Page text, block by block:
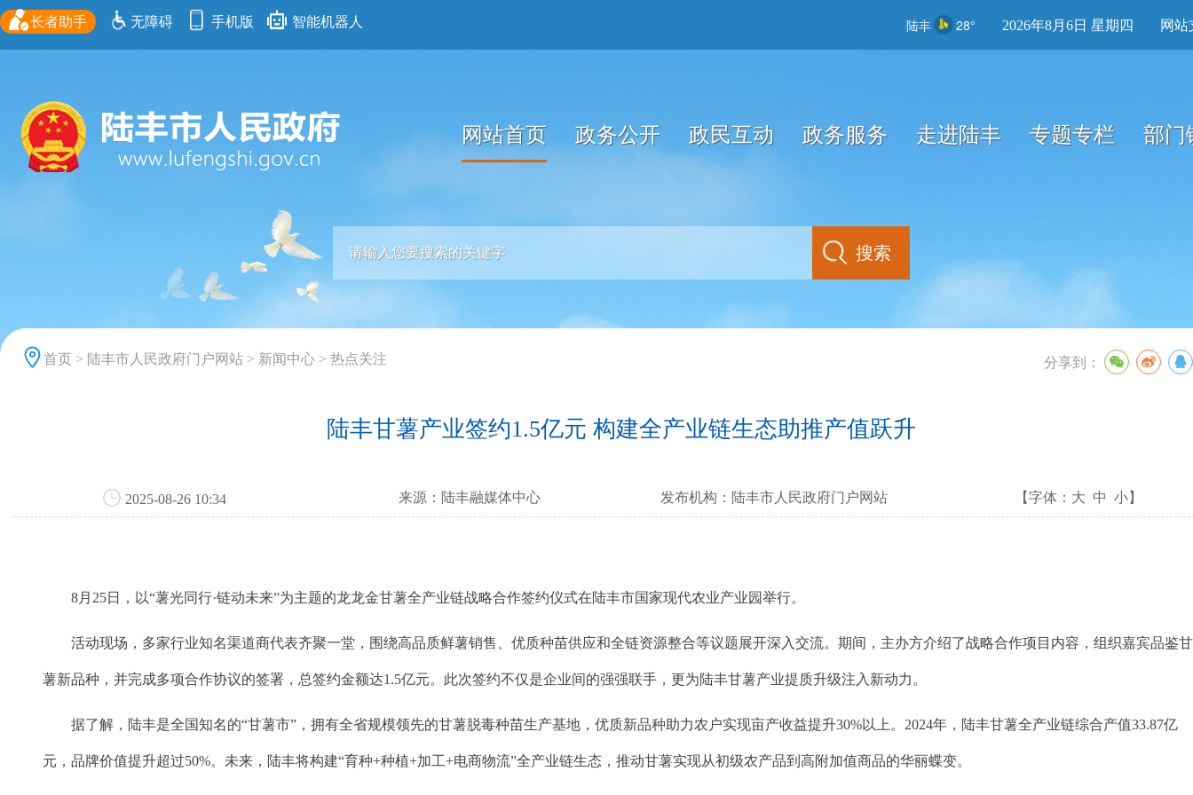
长者助手 无障碍 手机版 智能机器人 陆丰 28° 2026年8月6日 星期四 网站
网站首页 政务公开 政民互动 政务服务 走进陆丰 专题专栏 部门
首页 > 陆丰市人民政府门户网站 > 新闻中心 > 热点关注 分享到：
陆丰甘薯产业签约1.5亿元 构建全产业链生态助推产值跃升
2025-08-26 10:34 来源： 陆丰融媒体中心 发布机构： 陆丰市人民政府门户网站 【字体： 大 中 小】
8月25日，以“薯光同行·链动未来”为主题的龙龙金甘薯全产业链战略合作签约仪式在陆丰市国家现代农业产业园举行。
活动现场，多家行业知名渠道商代表齐聚一堂，围绕高品质鲜薯销售、优质种苗供应和全链资源整合等议题展开深入交流。期间，主办方介绍了战略合作项目内容，组织嘉宾品鉴甘
薯新品种，并完成多项合作协议的签署，总签约金额达1.5亿元。此次签约不仅是企业间的强强联手，更为陆丰甘薯产业提质升级注入新动力。
据了解，陆丰是全国知名的“甘薯市”，拥有全省规模领先的甘薯脱毒种苗生产基地，优质新品种助力农户实现亩产收益提升30%以上。2024年，陆丰甘薯全产业链综合产值33.87亿
元，品牌价值提升超过50%。未来，陆丰将构建“育种+种植+加工+电商物流”全产业链生态，推动甘薯实现从初级农产品到高附加值商品的华丽蝶变。